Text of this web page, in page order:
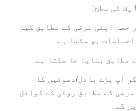
حصہ اپنی مرضی کے مطابق کیا
ہو سکتا ہے.
مطابق بنایا جا سکتا ہے.
آپ بڑے بادل/دھوئیں کا
کے مطابق روئی کے کوائل
گے۔